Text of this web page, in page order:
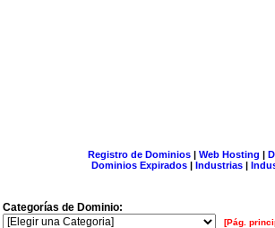
Registro de Dominios| Web Hosting |
Dominios Expirados | Industrias |
Categorías de Dominio:
[Pág.